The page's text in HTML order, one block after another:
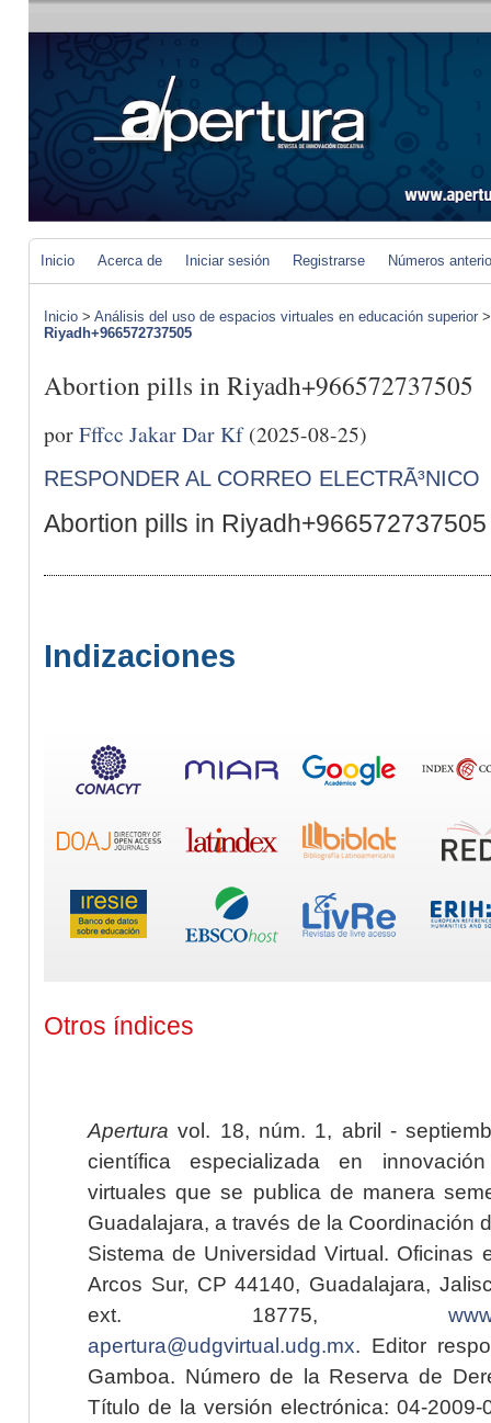
Inicio Acerca de Iniciar sesión Registrarse Números
Inicio > Análisis del uso de espacios virtuales en educación superior
Riyadh+966572737505
Abortion pills in Riyadh+966572737505
porFffcc Jakar Dar Kf(2025-08-25)
RESPONDER AL CORREO ELECTRÃ³NICO
Abortion pills in Riyadh+966572737505
Indizaciones
Otros índices
Apertura vol. 18, núm. 1, abril -
científica especializada en
virtuales que se publica de manera
Guadalajara, a través de la Coordinación
Sistema de Universidad Virtual. Oficinas
Arcos Sur, CP 44140, Guadalajara,
ext. 18775,
apertura@udgvirtual.udg.mx. Editor
Gamboa. Número de la Reserva de
Título de la versión electrónica: 04-2009-